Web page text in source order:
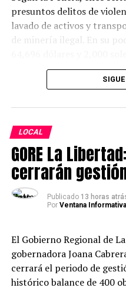
presuntos delitos de
lavado de activos y
de minería ilegal. En su
LOCAL
GORE La
cerrarán
Publicado 13 horas
Por Ventana Informativa
El Gobierno Regional de
gobernadora Joana
cerrará el periodo de
histórico balance de 400